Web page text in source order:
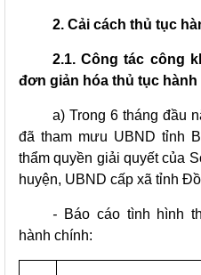
2. Cải cách thủ tục
2.1. Công tác công
đơn giản hóa thủ tục hành
a) Trong 6 tháng đầu
đã tham mưu UBND tỉnh
thẩm quyền giải quyết của
huyện, UBND cấp xã tỉnh
- Báo cáo tình hình
hành chính: